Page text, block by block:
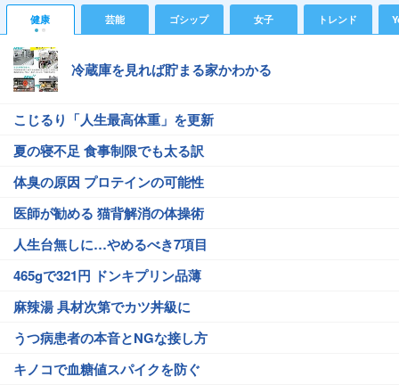
健康 芸能 ゴシップ 女子 トレンド
冷蔵庫を見れば貯まる家かわかる
こじるり「人生最高体重」を更新
夏の寝不足 食事制限でも太る訳
体臭の原因 プロテインの可能性
医師が勧める 猫背解消の体操術
人生台無しに…やめるべき7項目
465gで321円 ドンキプリン品薄
麻辣湯 具材次第でカツ丼級に
うつ病患者の本音とNGな接し方
キノコで血糖値スパイクを防ぐ